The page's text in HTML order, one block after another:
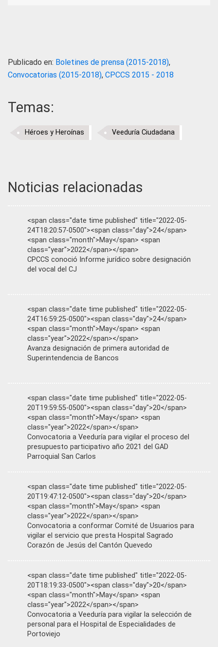
Publicado en: Boletines de prensa (2015-2018),
Convocatorias (2015-2018), CPCCS 2015 - 2018
Temas:
Héroes y Heroínas Veeduría Ciudadana
Noticias relacionadas
<span class="date time published" title="2022-05-
24T18:20:57-0500"><span class="day">24</span>
<span class="month">May</span> <span
class="year">2022</span></span>
CPCCS conoció Informe jurídico sobre designación
del vocal del CJ
<span class="date time published" title="2022-05-
24T16:59:25-0500"><span class="day">24</span>
<span class="month">May</span> <span
class="year">2022</span></span>
Avanza designación de primera autoridad de
Superintendencia de Bancos
<span class="date time published" title="2022-05-
20T19:59:55-0500"><span class="day">20</span>
<span class="month">May</span> <span
class="year">2022</span></span>
Convocatoria a Veeduría para vigilar el proceso del
presupuesto participativo año 2021 del GAD
Parroquial San Carlos
<span class="date time published" title="2022-05-
20T19:47:12-0500"><span class="day">20</span>
<span class="month">May</span> <span
class="year">2022</span></span>
Convocatoria a conformar Comité de Usuarios para
vigilar el servicio que presta Hospital Sagrado
Corazón de Jesús del Cantón Quevedo
<span class="date time published" title="2022-05-
20T18:19:33-0500"><span class="day">20</span>
<span class="month">May</span> <span
class="year">2022</span></span>
Convocatoria a Veeduría para vigilar la selección de
personal para el Hospital de Especialidades de
Portoviejo